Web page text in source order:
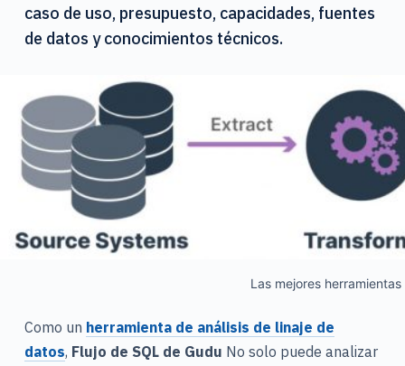
caso de uso, presupuesto, capacidades, fuentes
de datos y conocimientos técnicos.
Las mejores herramientas
Como un herramienta de análisis de linaje de
datos, Flujo de SQL de Gudu No solo puede analizar